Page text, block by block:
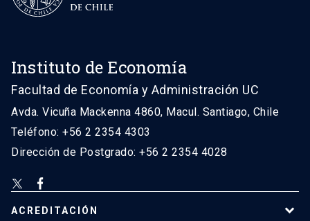
Instituto de Economía
Facultad de Economía y Administración UC
Avda. Vicuña Mackenna 4860, Macul. Santiago, Chile
Teléfono: +56 2 2354 4303
Dirección de Postgrado: +56 2 2354 4028
ACREDITACIÓN